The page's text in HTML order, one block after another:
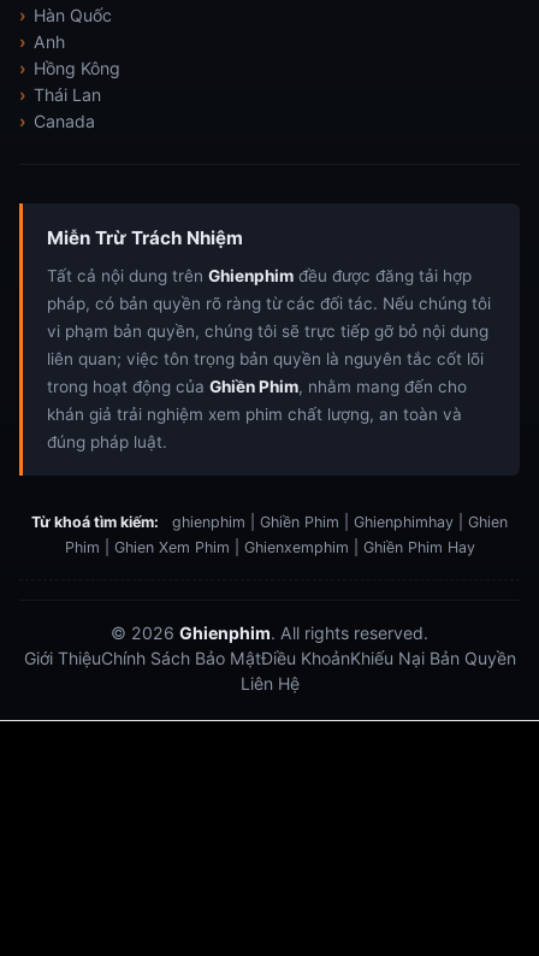
Hàn Quốc
Anh
Hồng Kông
Thái Lan
Canada
Miễn Trừ Trách Nhiệm
Tất cả nội dung trên Ghienphim đều được đăng tải hợp
pháp, có bản quyền rõ ràng từ các đối tác. Nếu chúng tôi
vi phạm bản quyền, chúng tôi sẽ trực tiếp gỡ bỏ nội dung
liên quan; việc tôn trọng bản quyền là nguyên tắc cốt lõi
trong hoạt động của Ghiền Phim, nhằm mang đến cho
khán giả trải nghiệm xem phim chất lượng, an toàn và
đúng pháp luật.
Từ khoá tìm kiếm:
ghienphim | Ghiền Phim | Ghienphimhay | Ghien
Phim | Ghien Xem Phim | Ghienxemphim | Ghiền Phim Hay
© 2026 Ghienphim. All rights reserved.
Giới ThiệuChính Sách Bảo MậtĐiều KhoảnKhiếu Nại Bản Quyền
Liên Hệ